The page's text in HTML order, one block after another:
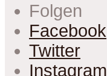
Folgen
Facebook
Twitter
Instagram